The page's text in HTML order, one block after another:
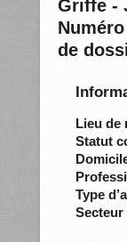
Griffe -
de
Lieu de
Statut
Type
Secteur